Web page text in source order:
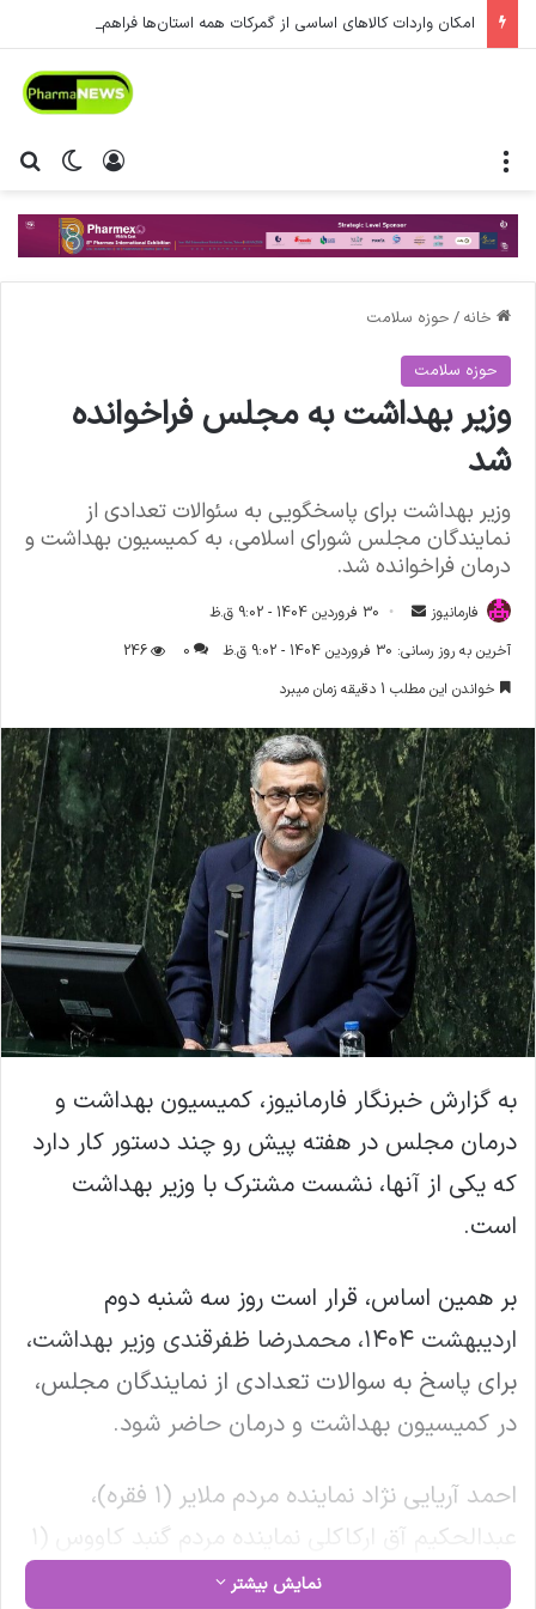
امکان واردات کالاهای اساسی از گمرکات همه استان‌ها فراهم شد.
تغییر ورود
خانه / حوزه سلامت
حوزه سلامت
وزیر بهداشت به مجلس فراخوانده
شد
وزیر بهداشت برای پاسخگویی به سئوالات تعدادی از
نمایندگان مجلس شورای اسلامی، به کمیسیون بهداشت و
درمان فراخوانده شد.
فارمانیوز
ا
ل
ا
م
ی
ل
30 فروردین 1404 - 9:02 ق.ظ
آخرین به روز رسانی: 30 فروردین 1404 - 9:02 ق.ظ
0
246
خواندن این مطلب 1 دقیقه زمان میبرد
به گزارش خبرنگار فارمانیوز، کمیسیون بهداشت و
درمان مجلس در هفته پیش رو چند دستور کار دارد
که یکی از آنها، نشست مشترک با وزیر بهداشت
است.
بر همین اساس، قرار است روز سه شنبه دوم
اردیبهشت ۱۴۰۴، محمدرضا ظفرقندی وزیر بهداشت،
برای پاسخ به سوالات تعدادی از نمایندگان مجلس،
در کمیسیون بهداشت و درمان حاضر شود.
احمد آریایی نژاد نماینده مردم ملایر (۱ فقره)،
عبدالحکیم آق ارکاکلی نماینده مردم گنبد کاووس (۱
نمایش بیشتر